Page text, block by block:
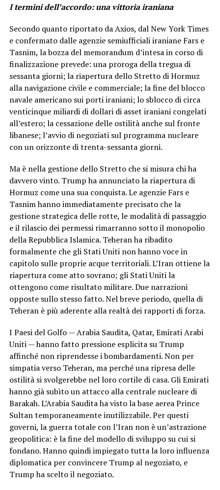
I termini dell’accordo: una vittoria iraniana
Secondo quanto riportato da Axios, dal New York Times
e confermato dalle agenzie semiufficiali iraniane Fars e
Tasnim, la bozza del memorandum d’intesa in corso di
finalizzazione prevede: una proroga della tregua di
sessanta giorni; la riapertura dello Stretto di Hormuz
alla navigazione civile e commerciale; la fine del blocco
navale americano sui porti iraniani; lo sblocco di circa
venticinque miliardi di dollari di asset iraniani congelati
all’estero; la cessazione delle ostilità anche sul fronte
libanese; l’avvio di negoziati sul programma nucleare
con un orizzonte di trenta-sessanta giorni.
Ma è nella gestione dello Stretto che si misura chi ha
davvero vinto. Trump ha annunciato la riapertura di
Hormuz come una sua conquista. Le agenzie Fars e
Tasnim hanno immediatamente precisato che la
gestione strategica delle rotte, le modalità di passaggio
e il rilascio dei permessi rimarranno sotto il monopolio
della Repubblica Islamica. Teheran ha ribadito
formalmente che gli Stati Uniti non hanno voce in
capitolo sulle proprie acque territoriali. L’Iran ottiene la
riapertura come atto sovrano; gli Stati Uniti la
ottengono come risultato militare. Due narrazioni
opposte sullo stesso fatto. Nel breve periodo, quella di
Teheran è più aderente alla realtà dei rapporti di forza.
I Paesi del Golfo — Arabia Saudita, Qatar, Emirati Arabi
Uniti — hanno fatto pressione esplicita su Trump
affinché non riprendesse i bombardamenti. Non per
simpatia verso Teheran, ma perché una ripresa delle
ostilità si svolgerebbe nel loro cortile di casa. Gli Emirati
hanno già subìto un attacco alla centrale nucleare di
Barakah. L’Arabia Saudita ha visto la base aerea Prince
Sultan temporaneamente inutilizzabile. Per questi
governi, la guerra totale con l’Iran non è un’astrazione
geopolitica: è la fine del modello di sviluppo su cui si
fondano. Hanno quindi impiegato tutta la loro influenza
diplomatica per convincere Trump al negoziato, e
Trump ha scelto il negoziato.